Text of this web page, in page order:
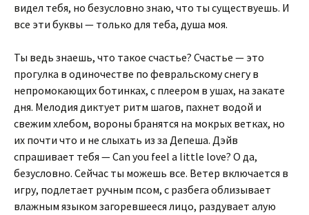
видел тебя, но безусловно знаю, что ты существуешь. И
все эти буквы — только для теба, душа моя.
Ты ведь знаешь, что такое счастье? Счастье — это
прогулка в одиночестве по февральскому снегу в
непромокающих ботинках, с плеером в ушах, на закате
дня. Мелодия диктует ритм шагов, пахнет водой и
свежим хлебом, вороны бранятся на мокрых ветках, но
их почти что и не слыхать из за Депеша. Дэйв
спрашивает тебя — Can you feel a little love? О да,
безусловно. Сейчас ты можешь все. Ветер включается в
игру, подлетает ручным псом, с разбега облизывает
влажным языком загоревшееся лицо, раздувает алую